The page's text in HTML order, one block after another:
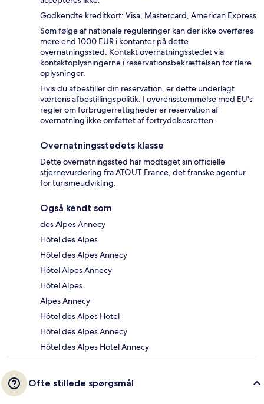
Godkendte kreditkort: Visa, Mastercard, American Express
Som følge af nationale reguleringer kan der ikke overføres
mere end 1000 EUR i kontanter på dette
overnatningssted. Kontakt overnatningsstedet via
kontaktoplysningerne i reservationsbekræftelsen for flere
oplysninger.
Hvis du afbestiller din reservation, er dette underlagt
værtens afbestillingspolitik. I overensstemmelse med EU's
regler om forbrugerrettigheder er reservation af
overnatning ikke omfattet af fortrydelsesretten.
Overnatningsstedets klasse
Dette overnatningssted har modtaget sin officielle
stjernevurdering fra ATOUT France, det franske agentur
for turismeudvikling.
Også kendt som
des Alpes Annecy
Hôtel des Alpes
Hôtel des Alpes Annecy
Hôtel Alpes Annecy
Hôtel Alpes
Alpes Annecy
Hôtel des Alpes Hotel
Hôtel des Alpes Annecy
Hôtel des Alpes Hotel Annecy
Ofte stillede spørgsmål